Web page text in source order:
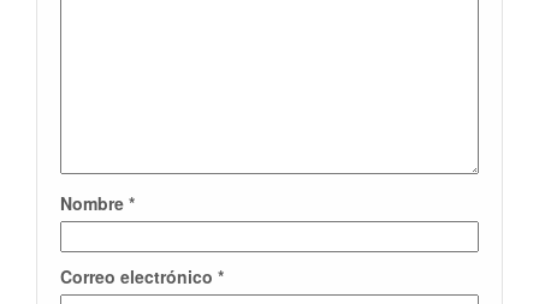
Nombre *
Correo electrónico *